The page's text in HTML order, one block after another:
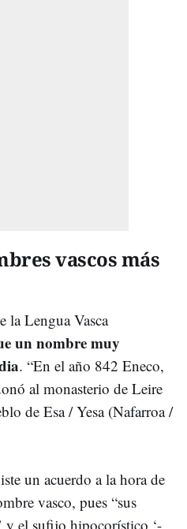
vascos más
la Lengua Vasca
un nombre muy
. “En el año 842 Eneco,
al monasterio de Leire
de Esa / Yesa (Nafarroa /
un acuerdo a la hora de
vasco, pues “sus
y el sufijo hipocorístico ‘-